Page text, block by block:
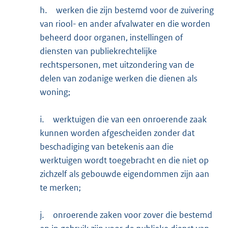
h.
werken die zijn bestemd voor de zuivering
van riool- en ander afvalwater en die worden
beheerd door organen, instellingen of
diensten van publiekrechtelijke
rechtspersonen, met uitzondering van de
delen van zodanige werken die dienen als
woning;
i.
werktuigen die van een onroerende zaak
kunnen worden afgescheiden zonder dat
beschadiging van betekenis aan die
werktuigen wordt toegebracht en die niet op
zichzelf als gebouwde eigendommen zijn aan
te merken;
j.
onroerende zaken voor zover die bestemd